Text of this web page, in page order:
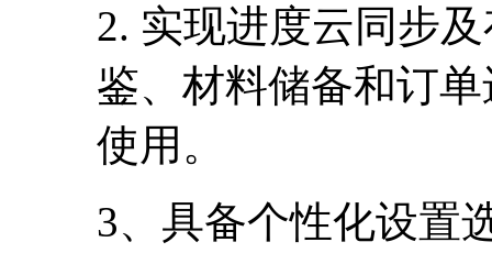
2. 实现进度云同步
鉴、材料储备和订
使用。
3、具备个性化设置